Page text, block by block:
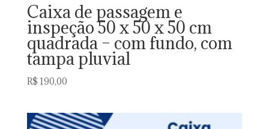
Caixa de passagem e
inspeção 50 x 50 x 50 cm
quadrada – com fundo, com
tampa pluvial
R$ 190,00